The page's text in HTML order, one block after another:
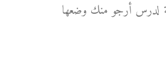
لدرس أرجو منك وضعها